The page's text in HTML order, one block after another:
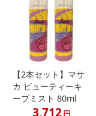
【2本セット】マサ
カ ビューティーキ
ープミスト 80ml
3,712